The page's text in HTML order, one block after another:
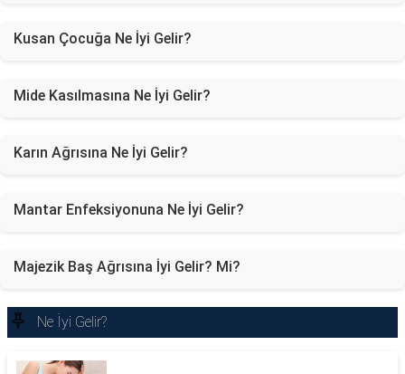
Kusan Çocuğa Ne İyi Gelir?
Mide Kasılmasına Ne İyi Gelir?
Karın Ağrısına Ne İyi Gelir?
Mantar Enfeksiyonuna Ne İyi Gelir?
Majezik Baş Ağrısına İyi Gelir? Mi?
Ne İyi Gelir?